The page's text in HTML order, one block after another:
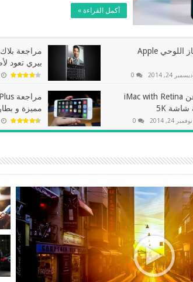
أكمل القراءة »
مراجعة للجهاز اللوحي Apple
ديسمبر 24, 2014 0
مراجعة
بيري تعود
آبل تكشف عن iMac with Retina
نوفمبر 24, 2014 0
مميزة و